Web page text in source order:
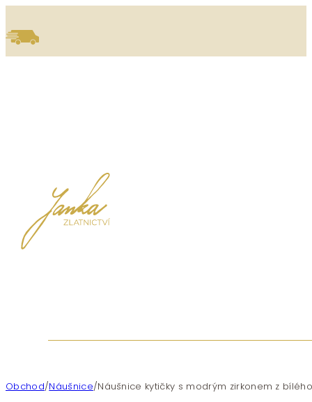
Obchod/Náušnice/Náušnice kytičky s modrým zirkonem z bílého